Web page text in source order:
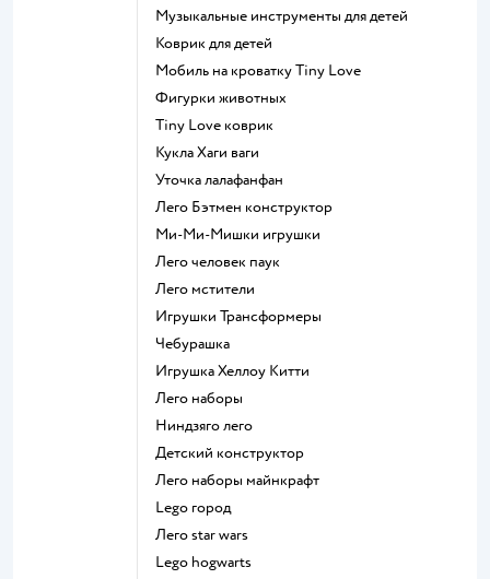
Музыкальные инструменты для детей
Коврик для детей
Мобиль на кроватку Tiny Love
Фигурки животных
Tiny Love коврик
Кукла Хаги ваги
Уточка лалафанфан
Лего Бэтмен конструктор
Ми-Ми-Мишки игрушки
Лего человек паук
Лего мстители
Игрушки Трансформеры
Чебурашка
Игрушка Хеллоу Китти
Лего наборы
Ниндзяго лего
Детский конструктор
Лего наборы майнкрафт
Lego город
Лего star wars
Lego hogwarts